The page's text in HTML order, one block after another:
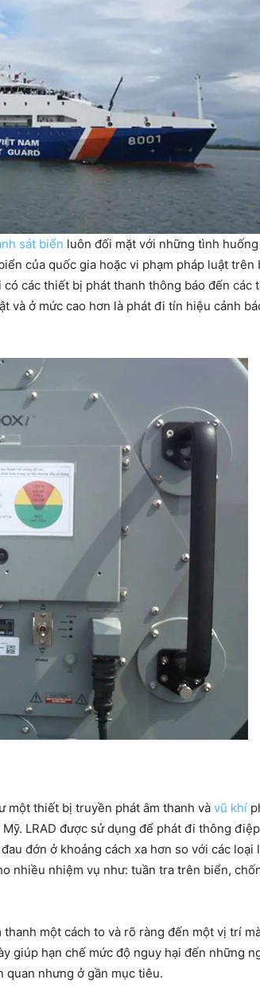
sát biển luôn đối mặt với những tình
của quốc gia hoặc vi phạm pháp luật trên
các thiết bị phát thanh thông báo đến các
và ở mức cao hơn là phát đi tín hiệu cảnh
một thiết bị truyền phát âm thanh và vũ khí
LRAD được sử dụng để phát đi thông
đớn ở khoảng cách xa hơn so với các loại
nhiều nhiệm vụ như: tuần tra trên biển,
một cách to và rõ ràng đến một vị trí
giúp hạn chế mức độ nguy hại đến những
quan nhưng ở gần mục tiêu.